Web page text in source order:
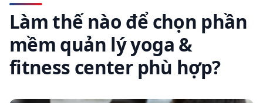
Làm thế nào để chọn phần
mềm quản lý yoga &
fitness center phù hợp?